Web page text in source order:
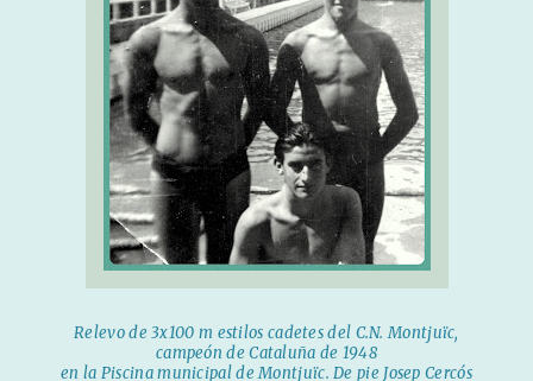
Relevo de 3x100 m estilos cadetes del C.N. Montjuïc,
campeón de Cataluña de 1948
en la Piscina municipal de Montjuïc. De pie Josep Cercós